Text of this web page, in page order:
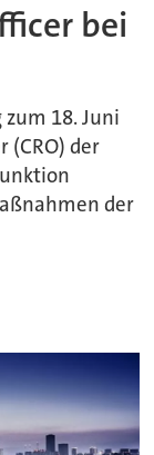
bei
18. Juni
(CRO) der
der